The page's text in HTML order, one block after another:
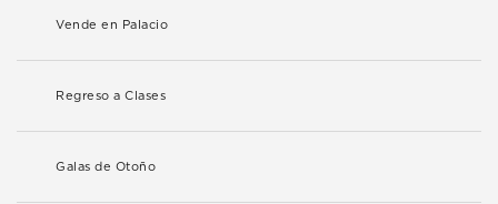
Vende en Palacio
Regreso a Clases
Galas de Otoño